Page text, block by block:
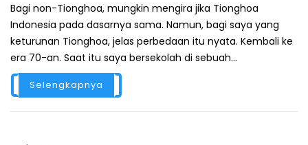
Bagi non-Tionghoa, mungkin mengira jika Tionghoa
Indonesia pada dasarnya sama. Namun, bagi saya yang
keturunan Tionghoa, jelas perbedaan itu nyata. Kembali ke
era 70-an. Saat itu saya bersekolah di sebuah...
Selengkapnya